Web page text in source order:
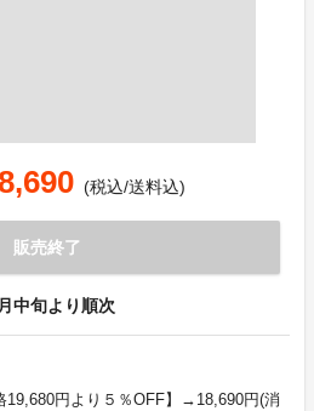
(税込/送料込)
販売終了
中旬より順次
19,680円より５％OFF】→18,690円(消